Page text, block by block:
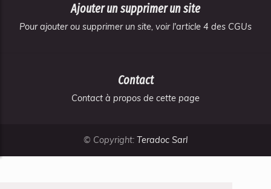
Ajouter un supprimer un site
Pour ajouter ou supprimer un site, voir l'article 4 des CGUs
Contact
Contact à propos de cette page
© Copyright: Teradoc Sarl